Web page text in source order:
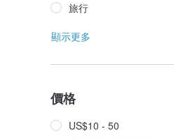
旅行
顯示更多
價格
US$10 - 50